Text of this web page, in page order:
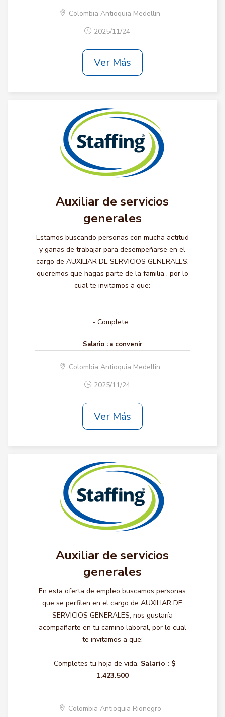
Colombia Antioquia Medellin
2025/11/24
Ver Más
Auxiliar de servicios
generales
Estamos buscando personas con mucha actitud
y ganas de trabajar para desempeñarse en el
cargo de AUXILIAR DE SERVICIOS GENERALES,
queremos que hagas parte de la familia , por lo
cual te invitamos a que:
- Complete...
Salario : a convenir
Colombia Antioquia Medellin
2025/11/24
Ver Más
Auxiliar de servicios
generales
En esta oferta de empleo buscamos personas
que se perfilen en el cargo de AUXILIAR DE
SERVICIOS GENERALES, nos gustaría
acompañarte en tu camino laboral, por lo cual
te invitamos a que:
- Completes tu hoja de vida. Salario : $
1.423.500
Colombia Antioquia Rionegro